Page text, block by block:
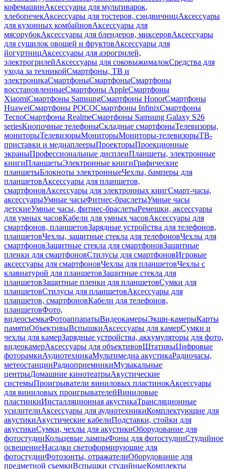
кофемашинАксессуары для мультиварок,
хлебопечекАксессуары для тостеров, сэндвичницАксессуары
для кухонных комбайновАксессуары для
мясорубокАксессуары для блендеров, миксеровАксессуары
для сушилок овощей и фруктовАксессуары для
йогуртницАксессуары для аэрогрилей,
электрогрилейАксессуары для соковыжималокСредства для
ухода за техникойСмартфоны, ТВ и
электроникаСмартфоныСмартфоныСмартфоны
восстановленныеСмартфоны AppleСмартфоны
XiaomiСмартфоны SamsungСмартфоны HonorСмартфоны
HuaweiСмартфоны POCOСмартфоны InfinixСмартфоны
TecnoСмартфоны RealmeСмартфоны Samsung Galaxy S26
seriesКнопочные телефоныСкладные смартфоныТелевизоры,
мониторыТелевизорыМониторыМониторы-телевизорыТВ-
приставки и медиаплеерыПроекторыПроекционные
экраныПрофессиональные дисплеиПланшеты, электронные
книгиПланшетыЭлектронные книгиГрафические
планшетыБлокноты электронныеЧехлы, бамперы для
планшетовАксессуары для планшетов,
смартфоновАксессуары для электронных книгСмарт-часы,
аксессуарыУмные часыФитнес-браслетыУмные часы
детскиеУмные часы, фитнес-браслетыРемешки, аксессуары
для умных часовКабели для умных часовАксессуары для
смартфонов, планшетовЗарядные устройства для телефонов,
планшетовЧехлы, защитные стекла для телефоновЧехлы для
смартфоновЗащитные стекла для смартфоновЗащитные
пленки для смартфоновСтилусы для смартфоновИгровые
аксессуары для смартфоновЧехлы для планшетовЧехлы с
клавиатурой для планшетовЗащитные стекла для
планшетовЗащитные пленки для планшетовСумки для
планшетовСтилусы для планшетовАксессуары для
планшетов, смартфоновКабели для телефонов,
планшетовФото,
видеосъемкаФотоаппаратыВидеокамерыЭкшн-камерыКарты
памятиОбъективыВспышкиАксессуары для камерСумки и
чехлы для камерЗарядные устройства, аккумуляторы для фото,
видеокамерАксессуары для объективовШтативыЦифровые
фоторамкиАудиотехникаМультимедиа акустикаРадиочасы,
метеостанцииРадиоприемникиМузыкальные
центрыДомашние кинотеатрыАкустические
системыПроигрыватели виниловых пластинокАксессуары
для виниловых проигрывателейВиниловые
пластинкиИнсталляционная акустикаТрансляционные
усилителиАксессуары для аудиотехникиКомплектующие для
акустикиАкустические кабелиПодставки, стойки для
акустикиСумки, чехлы для акустикиОборудование для
фотостудииКольцевые лампыФоны для фотостудииСтудийное
освещениеНасадки светоформирующие для
фотостудииФотозонты, отражателиОборудование для
предметной съемкиВспышки студийныеКомплекты